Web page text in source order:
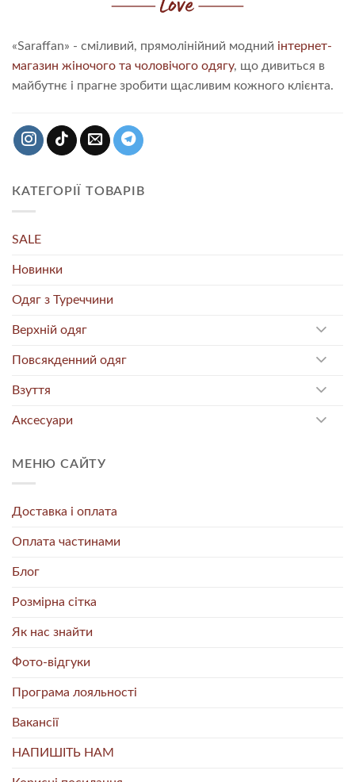
«Saraffan» - сміливий, прямолінійний модний інтернет-
магазин жіночого та чоловічого одягу, що дивиться в
майбутнє і прагне зробити щасливим кожного клієнта.
КАТЕГОРІЇ ТОВАРІВ
SALE
Новинки
Одяг з Туреччини
Верхній одяг
Повсякденний одяг
Взуття
Аксесуари
МЕНЮ САЙТУ
Доставка і оплата
Оплата частинами
Блог
Розмірна сітка
Як нас знайти
Фото-відгуки
Програма лояльності
Вакансії
НАПИШІТЬ НАМ